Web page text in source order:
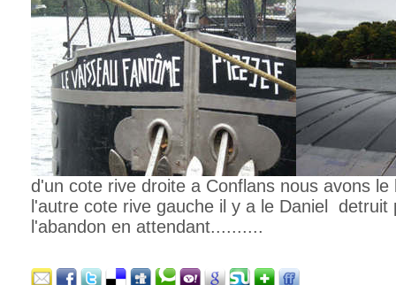
d'un cote rive droite a Conflans nous avons
l'autre cote rive gauche il y a le Daniel detruit
l'abandon en attendant..........